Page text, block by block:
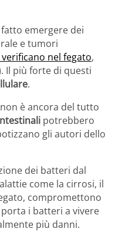
emergere dei
e tumori
nel fegato,
Il più forte di questi
.
è ancora del tutto
potrebbero
gli autori dello
dei batteri dal
come la cirrosi, il
compromettono
i batteri a vivere
più danni.